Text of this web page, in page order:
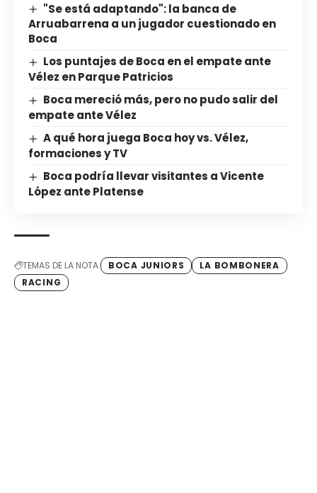
"Se está adaptando": la banca de
Arruabarrena a un jugador cuestionado en
Boca
Los puntajes de Boca en el empate ante
Vélez en Parque Patricios
Boca mereció más, pero no pudo salir del
empate ante Vélez
A qué hora juega Boca hoy vs. Vélez,
formaciones y TV
Boca podría llevar visitantes a Vicente
López ante Platense
TEMAS DE LA NOTA BOCA JUNIORS
LA BOMBONERA
RACING